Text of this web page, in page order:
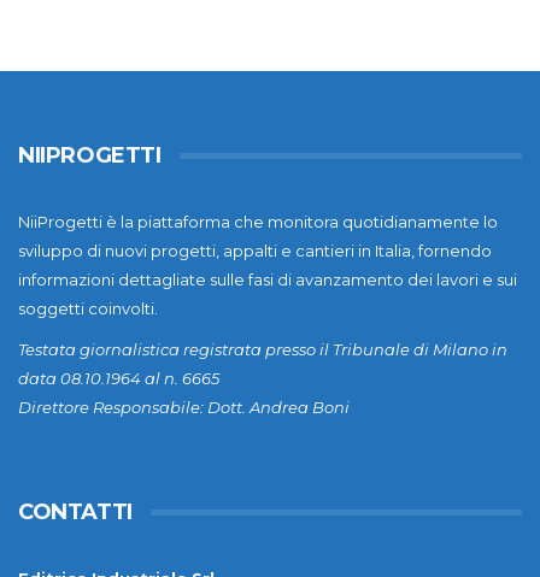
NIIPROGETTI
NiiProgetti è la piattaforma che monitora quotidianamente lo
sviluppo di nuovi progetti, appalti e cantieri in Italia, fornendo
informazioni dettagliate sulle fasi di avanzamento dei lavori e sui
soggetti coinvolti.
Testata giornalistica registrata presso il Tribunale di Milano in
data 08.10.1964 al n. 6665
Direttore Responsabile: Dott. Andrea Boni
CONTATTI